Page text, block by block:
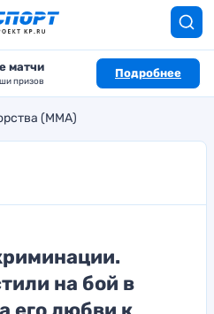
матчи
призов
Подробнее
(MMA)
на бой в